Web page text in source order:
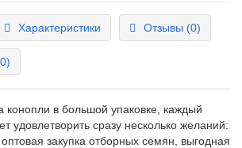
Характеристики Отзывы (0)
конопли в большой упаковке, каждый
удовлетворить сразу несколько желаний:
закупка отборных семян, выгодная